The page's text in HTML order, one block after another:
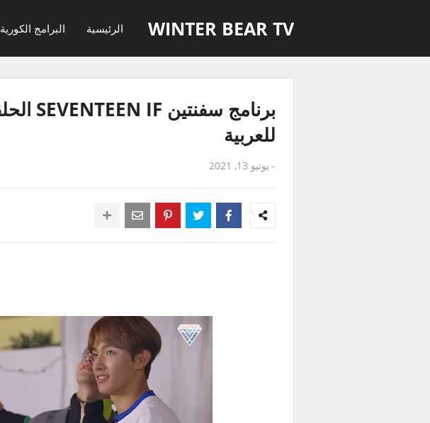
WINTER BEAR TV الرئيسية البرامج الكورية
للعربية
- يونيو 13, 2021